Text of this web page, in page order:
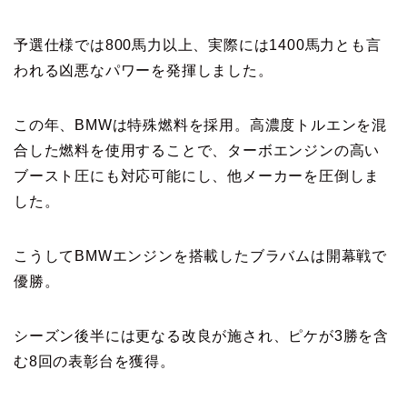
予選仕様では800馬力以上、実際には1400馬力とも言
われる凶悪なパワーを発揮しました。
この年、BMWは特殊燃料を採用。高濃度トルエンを混
合した燃料を使用することで、ターボエンジンの高い
ブースト圧にも対応可能にし、他メーカーを圧倒しま
した。
こうしてBMWエンジンを搭載したブラバムは開幕戦で
優勝。
シーズン後半には更なる改良が施され、ピケが3勝を含
む8回の表彰台を獲得。